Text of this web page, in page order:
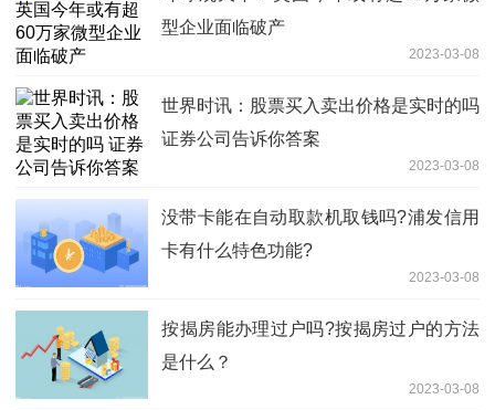
型企业面临破产
2023-03-08
世界时讯：股票买入卖出价格是实时的吗
证券公司告诉你答案
2023-03-08
没带卡能在自动取款机取钱吗?浦发信用
卡有什么特色功能?
2023-03-08
​按揭房能办理过户吗?按揭房过户的方法
是什么？
2023-03-08